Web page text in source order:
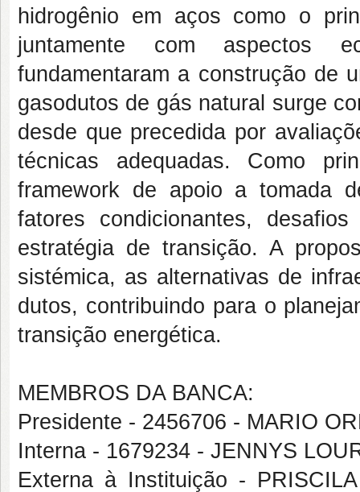
hidrogênio em aços como o
juntamente com aspectos
fundamentaram a construção de
gasodutos de gás natural surge
desde que precedida por
técnicas adequadas. Como
framework de apoio a tomada
fatores condicionantes,
estratégia de transição. A
sistémica, as alternativas de
dutos, contribuindo para o
transição energética.
MEMBROS DA BANCA:
Presidente - 2456706 - MARIO
Interna - 1679234 - JENNYS
Externa à Instituição -